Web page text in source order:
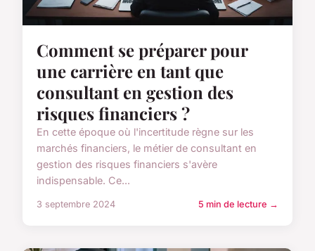
Comment se préparer pour
une carrière en tant que
consultant en gestion des
risques financiers ?
En cette époque où l'incertitude règne sur les
marchés financiers, le métier de consultant en
gestion des risques financiers s'avère
indispensable. Ce...
3 septembre 2024 5 min de lecture →